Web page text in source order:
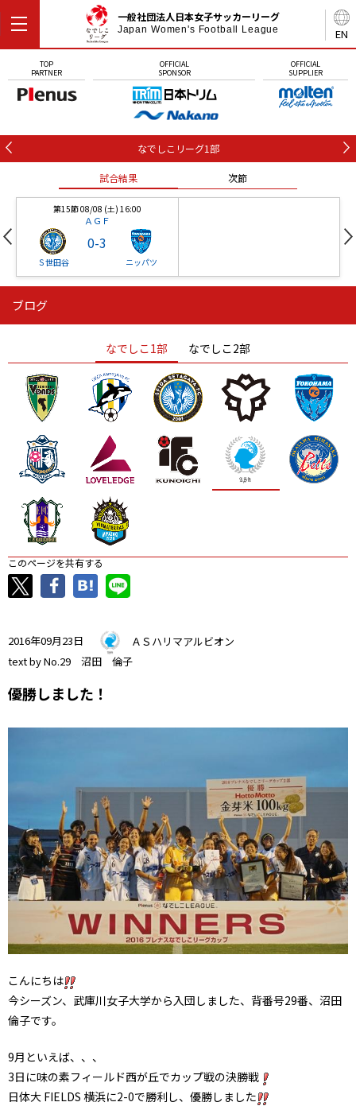
EN
一般社団法人日本女子サッカーリーグ
Japan Women's Football League
TOP
PARTNER
OFFICIAL
SPONSOR
OFFICIAL
SUPPLIER
なでしこリーグ1部
試合結果 次節
第15節 08/08 (土) 16:00
ＡＧＦ
Ｓ世田谷
0-3
ニッパツ
ニッパツ
ニッパツ 名古屋
石人の星
静岡 愛媛Ｌ
ブログ
なでしこ1部 なでしこ2部
このページを共有する
2016年09月23日
ＡＳハリマアルビオン
text by No.29 沼田 倫子
優勝しました！
こんにちは
今シーズン、武庫川女子大学から入団しました、背番号29番、沼田
倫子です。
9月といえば、、、
3日に味の素フィールド西が丘でカップ戦の決勝戦
日体大 FIELDS 横浜に2-0で勝利し、優勝しました